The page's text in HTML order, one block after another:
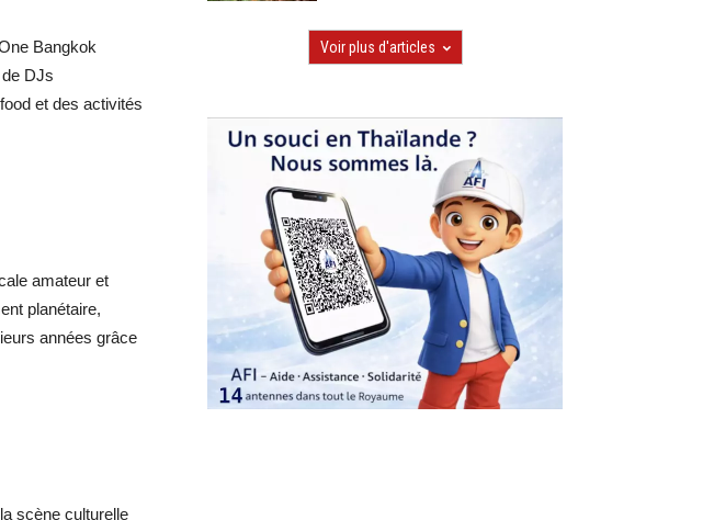
Bangkok
DJs
et des activités
amateur et
planétaire,
années grâce
scène culturelle
Voir plus d'articles